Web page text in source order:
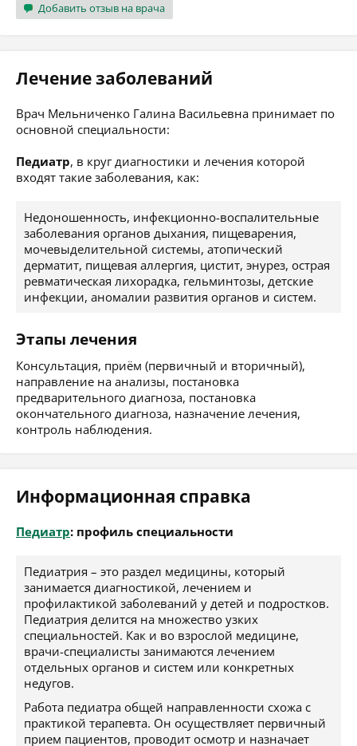
Добавить отзыв на врача
Лечение заболеваний
Врач Мельниченко Галина Васильевна принимает по
основной специальности:
Педиатр, в круг диагностики и лечения которой
входят такие заболевания, как:
Недоношенность, инфекционно-воспалительные
заболевания органов дыхания, пищеварения,
мочевыделительной системы, атопический
дерматит, пищевая аллергия, цистит, энурез, острая
ревматическая лихорадка, гельминтозы, детские
инфекции, аномалии развития органов и систем.
Этапы лечения
Консультация, приём (первичный и вторичный),
направление на анализы, постановка
предварительного диагноза, постановка
окончательного диагноза, назначение лечения,
контроль наблюдения.
Информационная справка
Педиатр: профиль специальности
Педиатрия – это раздел медицины, который
занимается диагностикой, лечением и
профилактикой заболеваний у детей и подростков.
Педиатрия делится на множество узких
специальностей. Как и во взрослой медицине,
врачи-специалисты занимаются лечением
отдельных органов и систем или конкретных
недугов.
Работа педиатра общей направленности схожа с
практикой терапевта. Он осуществляет первичный
прием пациентов, проводит осмотр и назначает